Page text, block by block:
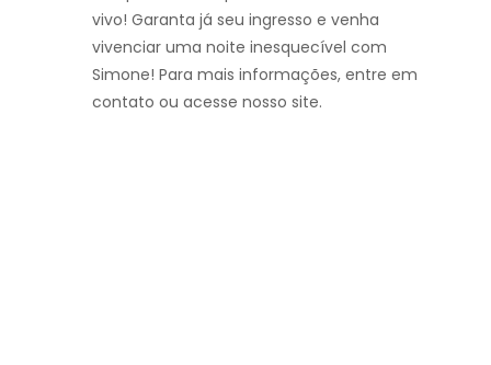
vivo! Garanta já seu ingresso e venha
vivenciar uma noite inesquecível com
Simone! Para mais informações, entre em
contato ou acesse nosso site.